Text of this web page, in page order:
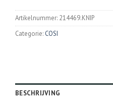
Artikelnummer: 214469.KNIP
Categorie: COSI
BESCHRIJVING